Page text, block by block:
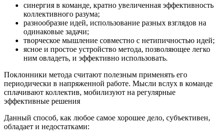
синергия в команде, кратно увеличенная эффективность
коллективного разума;
разнообразие идей, использование разных взглядов на
одинаковые задачи;
творческое мышление совместно с нетипичностью идей;
ясное и простое устройство метода, позволяющее легко
ним овладеть, и эффективно использовать.
Поклонники метода считают полезным применять его
периодически в напряженной работе. Мысли вслух в команде
сплачивают коллектив, мобилизуют на регулярные
эффективные решения
Данный способ, как любое самое хорошее дело, субъективен,
обладает и недостатками: